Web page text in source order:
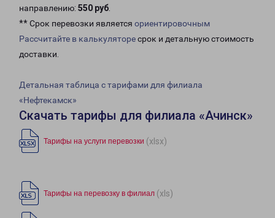
направлению: 550 руб.
** Срок перевозки является ориентировочным
Рассчитайте в калькуляторесрок и детальную стоимость
доставки.
Детальная таблица с тарифами для филиала
«Нефтекамск»
Скачать тарифы для филиала «Ачинск»
Тарифы на услуги перевозки (xlsx)
Тарифы на перевозку в филиал (xls)